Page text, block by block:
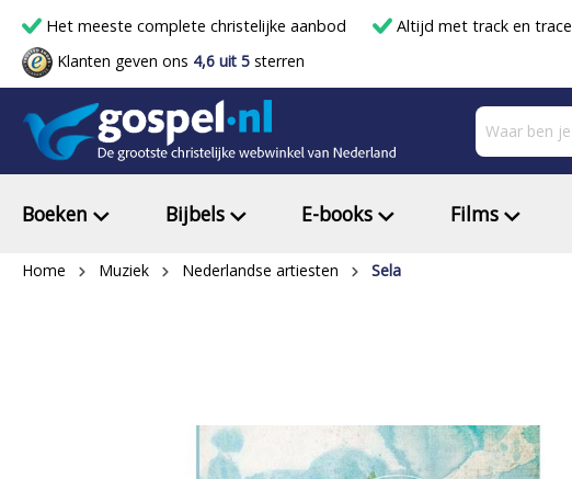
Het meeste complete christelijke aanbod Altijd met track en trace
Klanten geven ons 4,6 uit 5 sterren
Boeken Bijbels E-books Films
Home Muziek Nederlandse artiesten Sela